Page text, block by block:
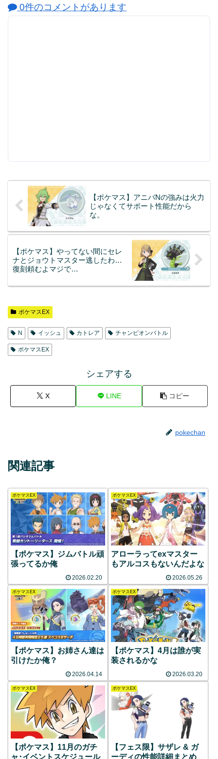
0件のコメントがあります
【ポケマス】アニバNの強みは火力
じゃなくてサポート性能だから
な。
【ポケマス】やってない間にセレ
ナとジョウトマスター逃したわ…
復刻頼むよマジで…
ポケマスEX
N イッシュ カトレア チャンピオンバトル
ポケマスEX
シェアする
X LINE コピー
pokechan
関連記事
ポケマスEX
【ポケマス】ジムバトル頑
張ってるか俺
2026.02.20
ポケマスEX
アローラってexマスター
もアルコスもないんだよな
2026.05.26
ポケマスEX
【ポケマス】お姉さん達は
引けたか俺？
2026.04.14
ポケマスEX
【ポケマス】4月は誰が実
装されるかな
2026.03.20
ポケマスEX
【ポケマス】11月のガチ
ャ･イベントスケジュール
ポケマスEX
【フェス限】サザレ & ガ
ーディの性能詳細まとめ